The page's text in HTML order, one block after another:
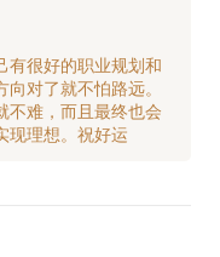
有很好的职业规划和
对了就不怕路远。
不难，而且最终也会